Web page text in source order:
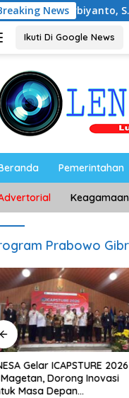
News
S.H Nahkodai
Ikuti Di Google News
Pemerintahan
Keagamaan
Prabowo
Gelar ICAPSTURE 2026
Dorong Inovasi
Masa Depan